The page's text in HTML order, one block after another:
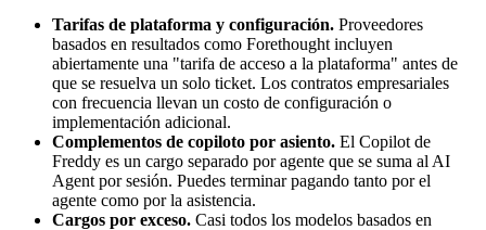
Tarifas de plataforma y configuración. Proveedores
basados en resultados como Forethought incluyen
abiertamente una "tarifa de acceso a la plataforma" antes de
que se resuelva un solo ticket. Los contratos empresariales
con frecuencia llevan un costo de configuración o
implementación adicional.
Complementos de copiloto por asiento. El Copilot de
Freddy es un cargo separado por agente que se suma al AI
Agent por sesión. Puedes terminar pagando tanto por el
agente como por la asistencia.
Cargos por exceso. Casi todos los modelos basados en